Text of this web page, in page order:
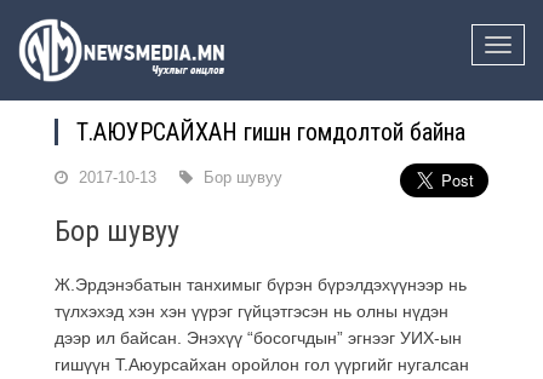
Toggle
Т.АЮУРСАЙХАН гишүүн гомдолтой байна
2017-10-13 Бор шувуу
Бор шувуу
Ж.Эрдэнэбатын танхимыг бүрэн бүрэлдэхүүнээр нь
түлхэхэд хэн хэн үүрэг гүйцэтгэсэн нь олны нүдэн
дээр ил байсан. Энэхүү “босогчдын” эгнээг УИХ-ын
гишүүн Т.Аюурсайхан оройлон гол үүргийг нугалсан